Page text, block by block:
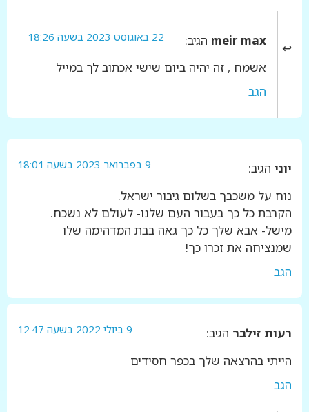
meir max הגיב: 22 באוגוסט 2023 בשעה 18:26
אשמח , זה יהיה ביום שישי אכתוב לך במייל
הגב
יוני הגיב: 9 בפברואר 2023 בשעה 18:01
נוח על משכבך בשלום גיבור ישראל.
הקרבת כל כך בעבור העם שלנו- לעולם לא נשכח.
מישל- אבא שלך כל כך גאה בבת המדהימה שלו
שמנציחה את זכרו כך!
הגב
רעות זילבר הגיב: 9 ביולי 2022 בשעה 12:47
הייתי בהרצאה שלך בכפר חסידים
הגב